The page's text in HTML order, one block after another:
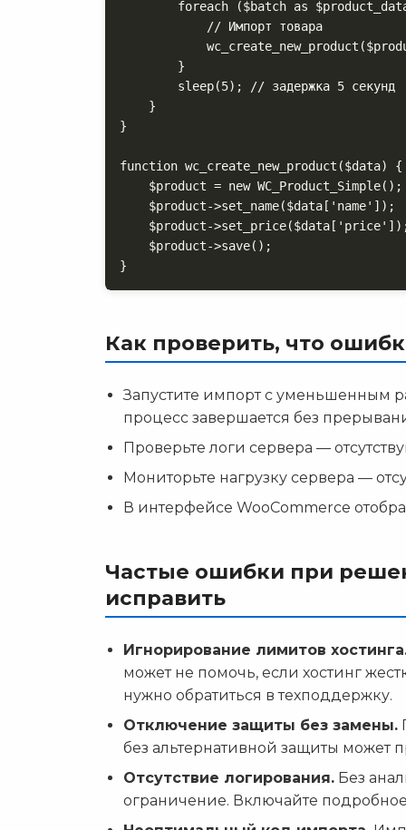
}
function wc_create_new_product($data) {
}
Как проверить, что
Запустите импорт с уменьшенным
процесс завершается без
Проверьте логи сервера —
Мониторьте нагрузку сервера —
В интерфейсе WooCommerce
Частые ошибки при
исправить
Игнорирование лимитов
может не помочь, если хостинг
нужно обратиться в техподдержку.
Отключение защиты без замены.
без альтернативной защиты может
Отсутствие логирования. Без
ограничение. Включайте